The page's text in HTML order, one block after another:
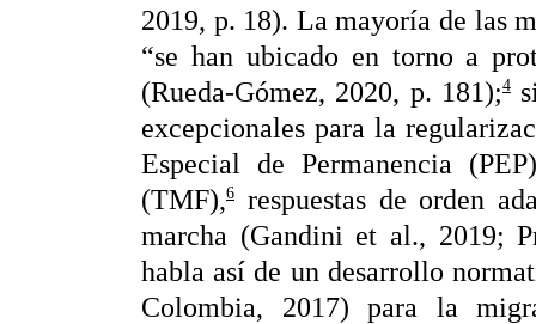
2019, p. 18). La mayoría de las
“se han ubicado en torno a
(Rueda-Gómez, 2020, p. 181);4
excepcionales para la
Especial de Permanencia (PEP)
(TMF),6
respuestas de orden
marcha (Gandini et al., 2019;
habla así de un desarrollo
Colombia, 2017) para la